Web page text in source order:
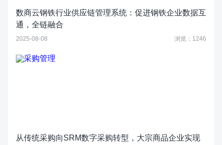
数商云钢铁行业供应链管理系统：促进钢铁企业数据互
通，全链融合
2025-08-08 浏览：1246
从传统采购向SRM数字采购转型，大宗商品企业实现